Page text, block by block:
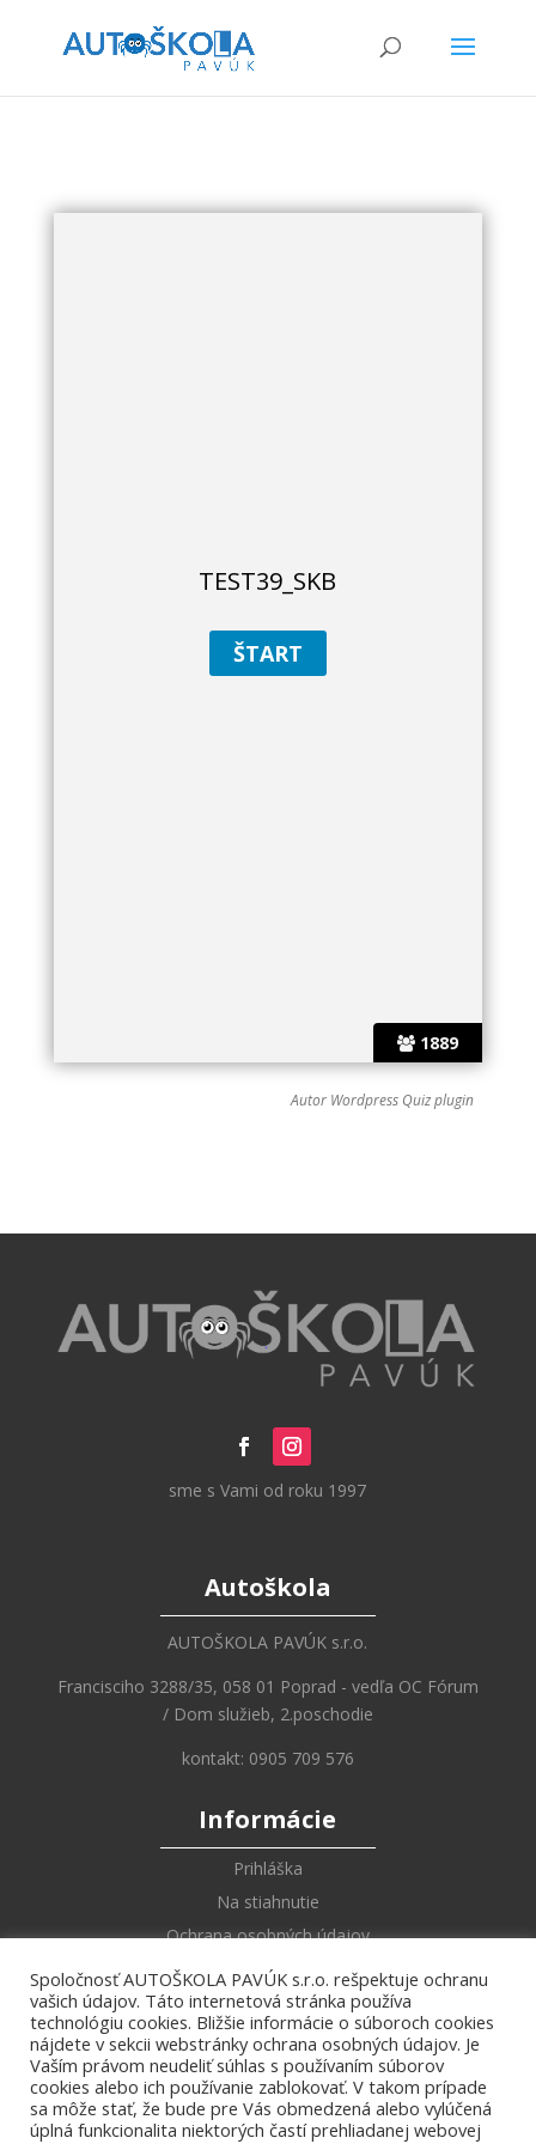
1889
TEST39_SKB
Autor Wordpress Quiz plugin
sme s Vami od roku 1997
Autoškola
AUTOŠKOLA PAVÚK s.r.o.
Francisciho 3288/35, 058 01 Poprad - vedľa OC Fórum
/ Dom služieb, 2.poschodie
kontakt: 0905 709 576
Informácie
Prihláška
Na stiahnutie
Ochrana osobných údajov
Online Učebnica
Zákony a vyhlášky
Dopravné značky
Križovatky
Spoločnosť AUTOŠKOLA PAVÚK s.r.o. rešpektuje ochranu
vašich údajov. Táto internetová stránka používa
technológiu cookies. Bližšie informácie o súboroch cookies
nájdete v sekcii webstránky ochrana osobných údajov. Je
Vaším právom neudeliť súhlas s používaním súborov
cookies alebo ich používanie zablokovať. V takom prípade
sa môže stať, že bude pre Vás obmedzená alebo vylúčená
úplná funkcionalita niektorých častí prehliadanej webovej